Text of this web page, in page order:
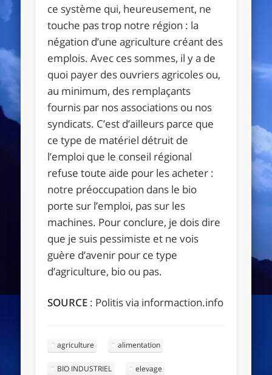
ce système qui, heureusement, ne
touche pas trop notre région : la
négation d’une agriculture créant des
emplois. Avec ces sommes, il y a de
quoi payer des ouvriers agricoles ou,
au minimum, des remplaçants
fournis par nos associations ou nos
syndicats. C’est d’ailleurs parce que
ce type de matériel détruit de
l’emploi que le conseil régional
refuse toute aide pour les acheter :
notre préoccupation dans le bio
porte sur l’emploi, pas sur les
machines. Pour conclure, je dois dire
que je suis pessimiste et ne vois
guère d’avenir pour ce type
d’agriculture, bio ou pas.
SOURCE : Politis via informaction.info
agriculture alimentation
BIO INDUSTRIEL elevage